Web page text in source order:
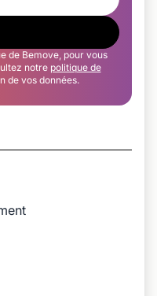
de Bemove, pour vous
notre politique de
de vos données.